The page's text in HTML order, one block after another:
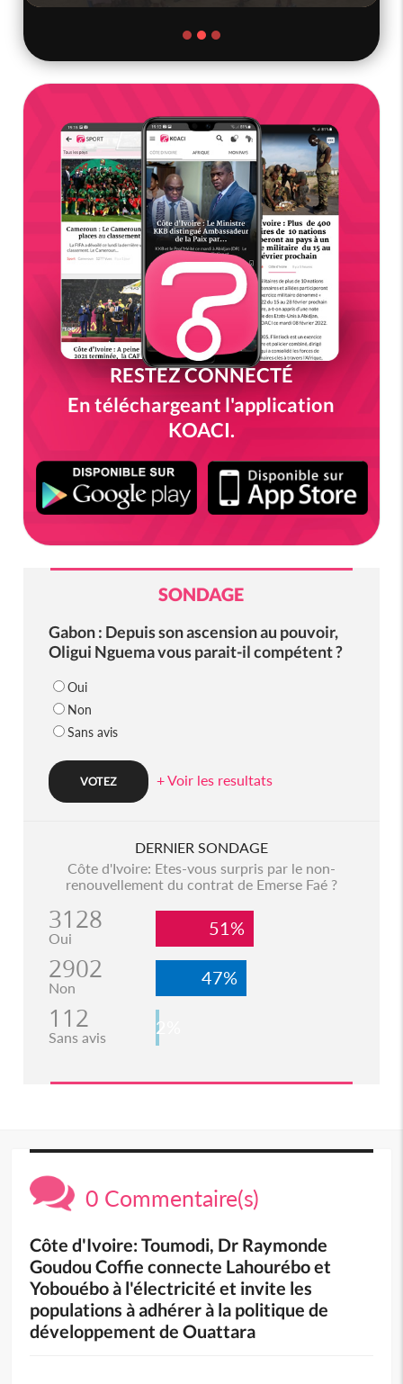
RESTEZ CONNECTÉ
En téléchargeant l'application
KOACI.
SONDAGE
Gabon : Depuis son ascension au pouvoir,
Oligui Nguema vous parait-il compétent ?
Oui
Non
Sans avis
+ Voir les resultats
DERNIER SONDAGE
Côte d'Ivoire: Etes-vous surpris par le non-
renouvellement du contrat de Emerse Faé ?
3128
Oui 51%
2902
Non 47%
112
Sans avis 2%
0 Commentaire(s)
Côte d'Ivoire: Toumodi, Dr Raymonde
Goudou Coffie connecte Lahourébo et
Yobouébo à l'électricité et invite les
populations à adhérer à la politique de
développement de Ouattara